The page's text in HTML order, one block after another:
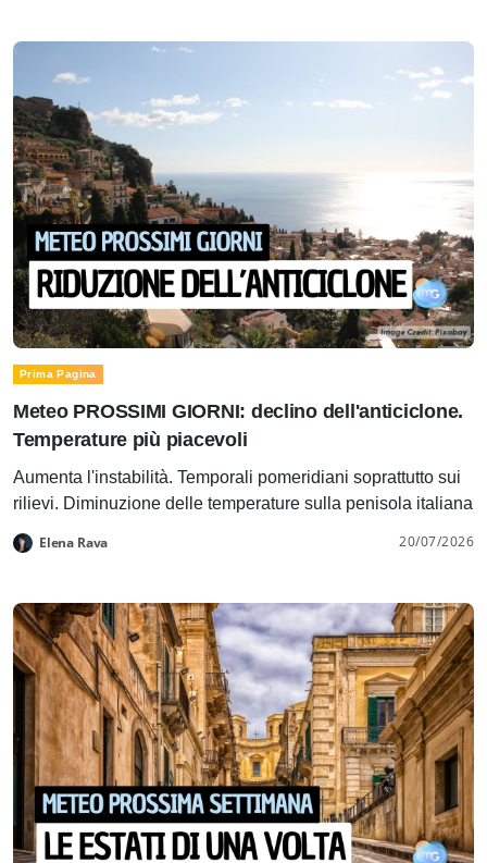
Prima Pagina
Meteo PROSSIMI GIORNI: declino dell'anticiclone.
Temperature più piacevoli
Aumenta l'instabilità. Temporali pomeridiani soprattutto sui
rilievi. Diminuzione delle temperature sulla penisola italiana
Elena Rava 20/07/2026